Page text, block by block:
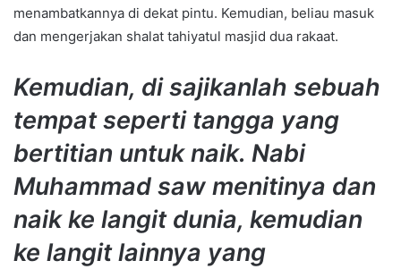
menambatkannya di dekat pintu. Kemudian, beliau masuk
dan mengerjakan shalat tahiyatul masjid dua rakaat.
Kemudian, di sajikanlah sebuah
tempat seperti tangga yang
bertitian untuk naik. Nabi
Muhammad saw menitinya dan
naik ke langit dunia, kemudian
ke langit lainnya yang